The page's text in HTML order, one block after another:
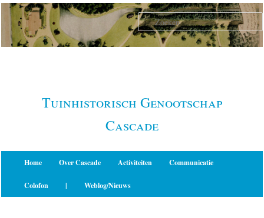
Spring
naar
primaire
Tuinhistorisch Genootschap
Cascade
Home Over Cascade Activiteiten Communicatie
Colofon | Weblog/Nieuws